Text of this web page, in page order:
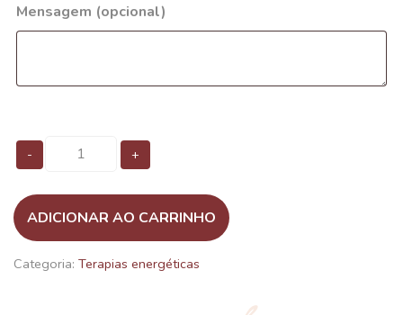
Mensagem (opcional)
Nutrição
quantidade
Nutrição
quantidade
+
-
ADICIONAR AO CARRINHO
Categoria: Terapias energéticas